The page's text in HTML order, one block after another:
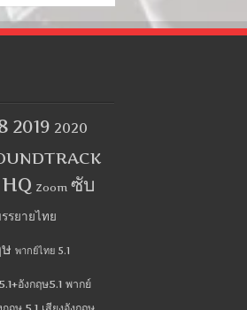
2019 2020
Zoom ซับ
รยายไทย
พากย์ไทย 5.1
อังกฤษ5.1 พากย์